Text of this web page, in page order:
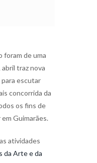
foram de uma
abril traz nova
para escutar
concorrida da
os fins de
Guimarães.
atividades
da Arte e da